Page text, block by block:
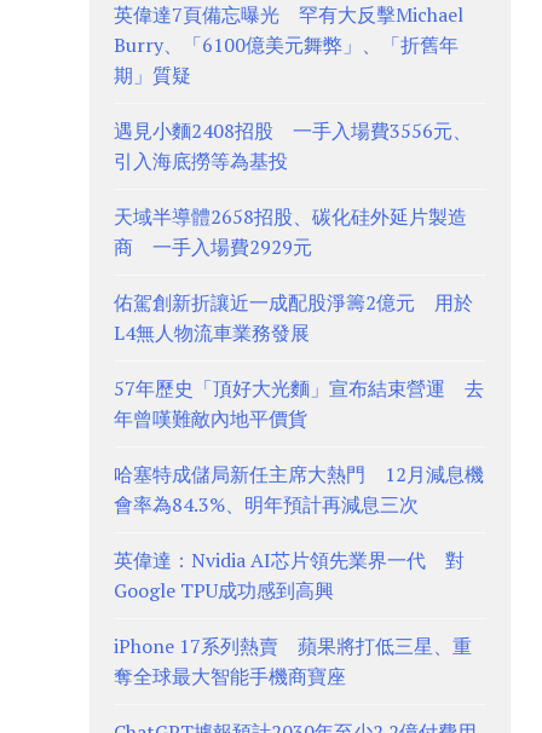
英偉達7頁備忘曝光 罕有大反擊Michael
Burry、「6100億美元舞弊」、「折舊年
期」質疑
遇見小麵2408招股 一手入場費3556元、
引入海底撈等為基投
天域半導體2658招股、碳化硅外延片製造
商 一手入場費2929元
佑駕創新折讓近一成配股淨籌2億元 用於
L4無人物流車業務發展
57年歷史「頂好大光麵」宣布結束營運 去
年曾嘆難敵內地平價貨
哈塞特成儲局新任主席大熱門 12月減息機
會率為84.3%、明年預計再減息三次
英偉達：Nvidia AI芯片領先業界一代 對
Google TPU成功感到高興
iPhone 17系列熱賣 蘋果將打低三星、重
奪全球最大智能手機商寶座